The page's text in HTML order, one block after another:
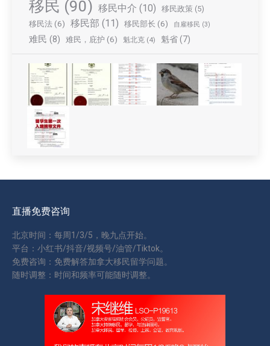
移民 (90) 移民中介 (10) 移民政策 (5)
移民法 (6) 移民部 (11) 移民部长 (6) 自雇移民 (3)
难民 (8) 难民，庇护 (6) 魁北克 (4) 魁省(7)
直播免费咨询
北京时间：每周1/3/5，晚九点开始。
平台：小红书/抖音/视频号/油管/Tiktok。
免费咨询：免费解答加拿大移民留学问题。
随时调整：时间和频率可能随时调整。